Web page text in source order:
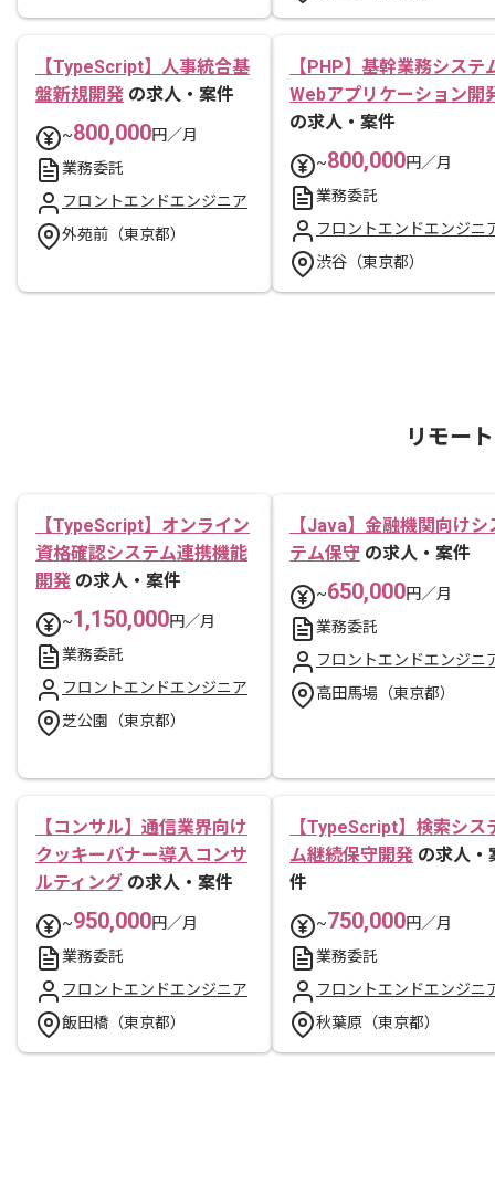
【TypeScript】人事統合基
盤新規開発 の求人・案件
~800,000円／月
業務委託
フロントエンドエンジニア
外苑前（東京都）
【PHP】基幹業務システ
Webアプリケーション開
の求人・案件
~800,000円／月
業務委託
フロントエンドエンジニ
渋谷（東京都）
リモー
【TypeScript】オンライン
資格確認システム連携機能
開発 の求人・案件
~1,150,000円／月
業務委託
フロントエンドエンジニア
芝公園（東京都）
【Java】金融機関向けシ
テム保守 の求人・案件
~650,000円／月
業務委託
フロントエンドエンジニ
高田馬場（東京都）
【コンサル】通信業界向け
クッキーバナー導入コンサ
ルティング の求人・案件
~950,000円／月
業務委託
フロントエンドエンジニア
飯田橋（東京都）
【TypeScript】検索シス
ム継続保守開発 の求人・
件
~750,000円／月
業務委託
フロントエンドエンジニ
秋葉原（東京都）